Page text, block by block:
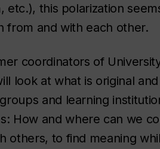
etc.), this polarization
from and with each other.
coordinators of
look at what is original
and learning
How and where can we
others, to find meaning